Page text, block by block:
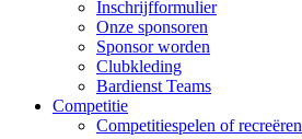
Inschrijfformulier
Onze sponsoren
Sponsor worden
Clubkleding
Bardienst Teams
Competitie
Competitiespelen of recreëren